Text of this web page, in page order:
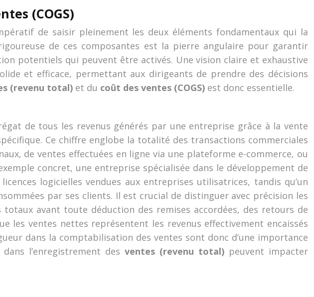
(COGS)
de saisir pleinement les deux éléments fondamentaux qui la
de ces composantes est la pierre angulaire pour garantir
potentiels qui peuvent être activés. Une vision claire et exhaustive
et efficace, permettant aux dirigeants de prendre des décisions
(revenu total) et du coût des ventes (COGS) est donc essentielle.
de tous les revenus générés par une entreprise grâce à la vente
Ce chiffre englobe la totalité des transactions commerciales
de ventes effectuées en ligne via une plateforme e-commerce, ou
concret, une entreprise spécialisée dans le développement de
logicielles vendues aux entreprises utilisatrices, tandis qu’un
par ses clients. Il est crucial de distinguer avec précision les
avant toute déduction des remises accordées, des retours de
les ventes nettes représentent les revenus effectivement encaissés
dans la comptabilisation des ventes sont donc d’une importance
l’enregistrement des ventes (revenu total) peuvent impacter